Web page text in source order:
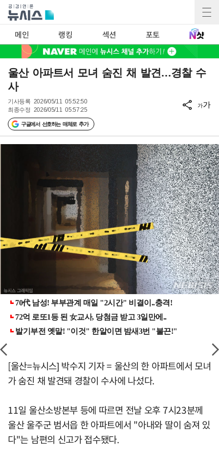
메인 랭킹 섹션 포토
울산 아파트서 모녀 숨진 채 발견…경찰 수
사
기사등록 2026/05/11 05:52:50
최종수정 2026/05/11 05:57:25
구글에서 선호하는 매체로 추가
가가
[울산=뉴시스] 박수지 기자 = 울산의 한 아파트에서 모녀
가 숨진 채 발견돼 경찰이 수사에 나섰다.
11일 울산소방본부 등에 따르면 전날 오후 7시23분께
울산 울주군 범서읍 한 아파트에서 "아내와 딸이 숨져 있
다"는 남편의 신고가 접수됐다.